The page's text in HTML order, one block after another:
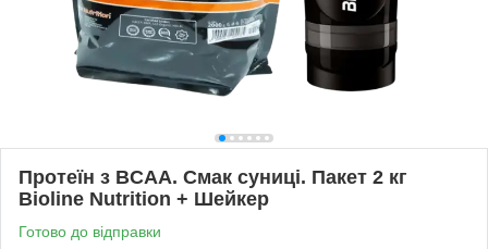
Протеїн з BCAA. Смак суниці. Пакет 2 кг
Bioline Nutrition + Шейкер
Готово до відправки